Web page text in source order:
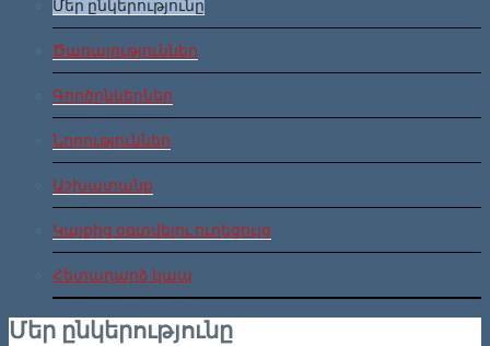
Մեր ընկերությունը
Ծառայություններ
Գործընկերներ
Նորություններ
Աշխատանք
Կայքից օգտվելու ուղեցույց
Հետադարձ կապ
Մեր ընկերությունը